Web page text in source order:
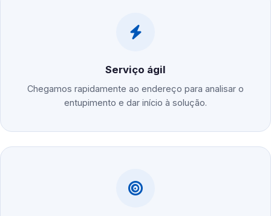
Serviço ágil
Chegamos rapidamente ao endereço para analisar o
entupimento e dar início à solução.